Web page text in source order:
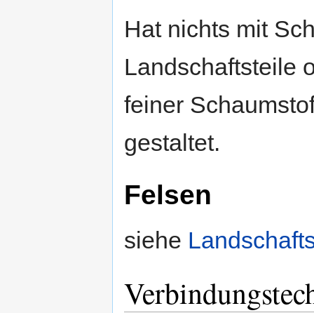
Hat nichts mit
Landschaftsteile
feiner
gestaltet.
Felsen
siehe